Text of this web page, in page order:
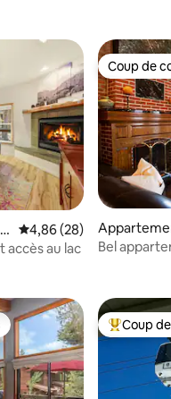
Évaluation moyenne sur
4,86 (28)
accès au lac
Coup de
Coup de
Bel
plus appréciés Coups de
Coup